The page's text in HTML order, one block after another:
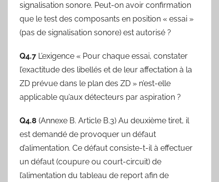
signalisation sonore. Peut-on avoir confirmation
que le test des composants en position « essai »
(pas de signalisation sonore) est autorisé ?
Q4.7 L’exigence « Pour chaque essai, constater
l’exactitude des libellés et de leur affectation à la
ZD prévue dans le plan des ZD » n’est-elle
applicable qu’aux détecteurs par aspiration ?
Q4.8 (Annexe B. Article B.3) Au deuxième tiret, il
est demandé de provoquer un défaut
d’alimentation. Ce défaut consiste-t-il à effectuer
un défaut (coupure ou court-circuit) de
l’alimentation du tableau de report afin de